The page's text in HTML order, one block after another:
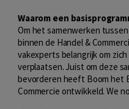
Waarom een
Om het samenwerken
binnen de Handel &
vakexperts belangrijk om
verplaatsen. Juist om deze
bevorderen heeft Boom het
Commercie ontwikkeld. We